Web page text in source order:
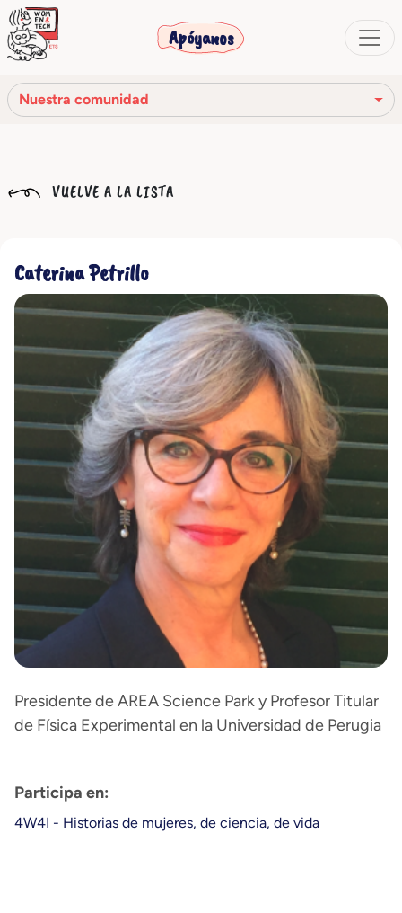
Apóyanos
Nuestra comunidad
Nuestra historia
Nuestra red
Nuestra comunidad
VUELVE A LA LISTA
Caterina Petrillo
Presidente de AREA Science Park y Profesor Titular
de Física Experimental en la Universidad de Perugia
Participa en:
4W4I - Historias de mujeres, de ciencia, de vida